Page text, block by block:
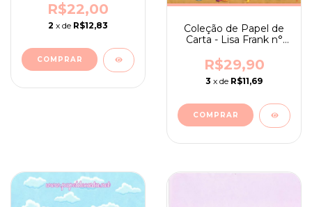
R$22,00
2 x de R$12,83
Coleção de Papel de
Carta - Lisa Frank n°
R$29,90
3 x de R$11,69